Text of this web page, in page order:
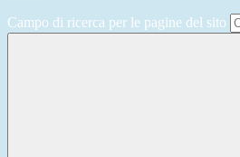
Campo di ricerca per le pagine del sito